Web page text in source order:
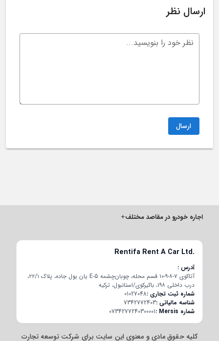
ارسال نظر
نظر خود را بنویسید...
ارسال
اجاره خودرو در مقاصد مختلف+
Rentifa Rent A Car Ltd.
آدرس
آتاکوی ۷-۸-۹-۱۰ قسم محله، چوبان‌چشمه E-5 یان یول جاده، پلاک ۲۲/۱،
درب داخلی ۱۹۸، باکیرکوی/استانبول، ترکیه
شماره ثبت تجاری01027048
شناسه مالیاتی7342772403
شماره Mersis
0734277240300001
کلیه حقوق مادی و معنوی این سایت برای شرکت توسعه تجارت